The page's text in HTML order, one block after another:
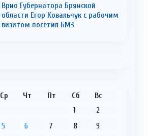
Врио Губернатора Брянской
области Егор Ковальчук с рабочим
визитом посетил БМЗ
Ср Чт Пт Сб Вс
1
2
5 6 7 8
9